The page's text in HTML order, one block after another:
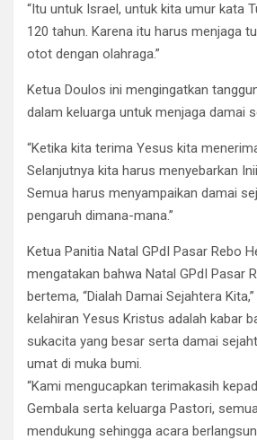
“Itu untuk Israel, untuk kita umur kata
120 tahun. Karena itu harus menjaga
otot dengan olahraga.”
Ketua Doulos ini mengingatkan
dalam keluarga untuk menjaga damai
“Ketika kita terima Yesus kita
Selanjutnya kita harus menyebarkan
Semua harus menyampaikan damai
pengaruh dimana-mana.”
Ketua Panitia Natal GPdI Pasar Rebo
mengatakan bahwa Natal GPdI Pasar
bertema, “Dialah Damai Sejahtera
kelahiran Yesus Kristus adalah kabar
sukacita yang besar serta damai
umat di muka bumi.
“Kami mengucapkan terimakasih
Gembala serta keluarga Pastori,
mendukung sehingga acara